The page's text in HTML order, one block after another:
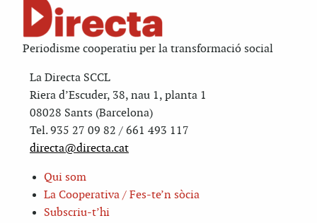
Periodisme cooperatiu per la transformació social
La Directa SCCL
Riera d’Escuder, 38, nau 1, planta 1
08028 Sants (Barcelona)
Tel. 935 27 09 82 / 661 493 117
directa@directa.cat
Qui som
La Cooperativa / Fes-te’n sòcia
Subscriu-t’hi